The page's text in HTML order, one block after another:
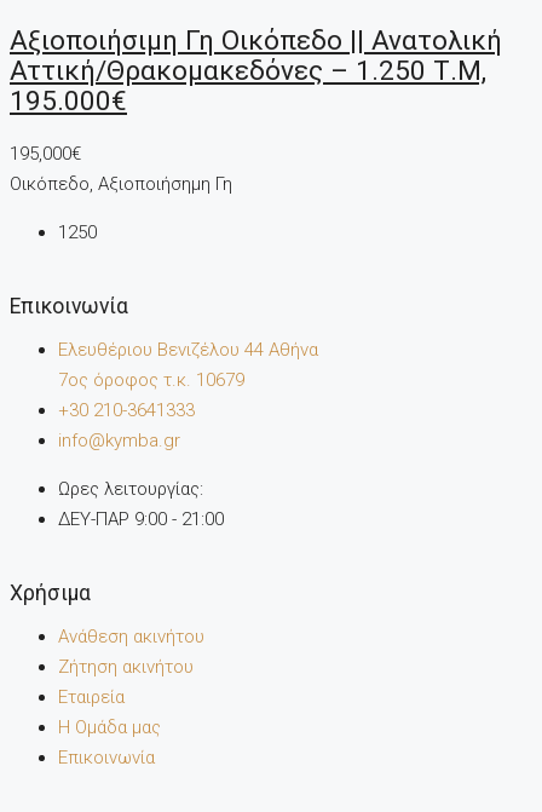
Αξιοποιήσιμη Γη Οικόπεδο || Ανατολική
Αττική/Θρακομακεδόνες – 1.250 Τ.μ,
195.000€
195,000€
Οικόπεδο, Αξιοποιήσημη Γη
1250
Επικοινωνία
Ελευθέριου Βενιζέλου 44 Αθήνα
7oς όροφος τ.κ. 10679
+30 210-3641333
info@kymba.gr
Ωρες λειτουργίας:
ΔΕΥ-ΠΑΡ 9:00 - 21:00
Χρήσιμα
Ανάθεση ακινήτου
Ζήτηση ακινήτου
Εταιρεία
Η Ομάδα μας
Επικοινωνία